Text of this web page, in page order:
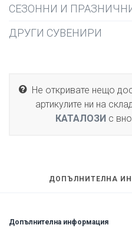
СЕЗОННИ И
ДРУГИ СУВЕНИРИ
Не откривате нещо
артикулите ни на
КАТАЛОЗИс
ДОПЪЛНИТЕЛНА
Допълнителна информация